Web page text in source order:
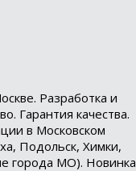
Разработка и
Гарантия качества.
в Московском
Подольск, Химки,
города МО). Новинка